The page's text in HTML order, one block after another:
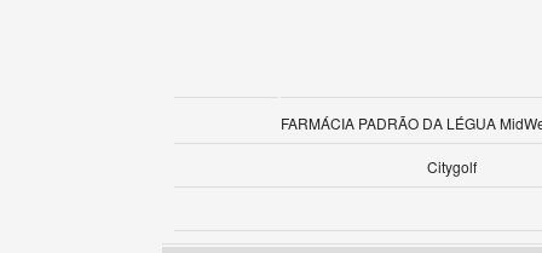
FARMÁCIA PADRÃO DA LÉGUA
Citygolf